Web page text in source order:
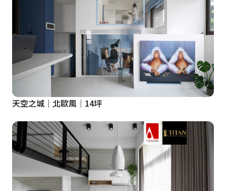
天空之城│北歐風│14坪